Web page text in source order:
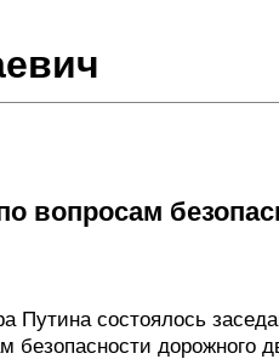
вопросам
Путина состоялось
безопасности дорожного